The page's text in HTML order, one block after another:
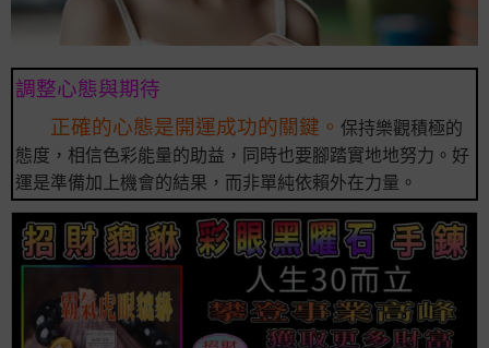
調整心態與期待
正確的心態是開運成功的關鍵。 保持樂觀積極的
態度，相信色彩能量的助益，同時也要腳踏實地地努力。好
運是準備加上機會的結果，而非單純依賴外在力量。